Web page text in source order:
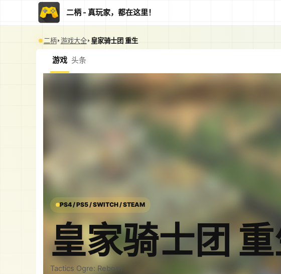
二柄 - 真玩家，都在这里！
二柄 游戏大全 皇家骑士团 重生
游戏 头条
PS4 / PS5 / SWITCH / STEAM
皇家骑士团
Tactics Ogre: Reborn